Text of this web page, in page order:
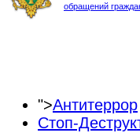
обращений
">Антитеррор
Стоп-